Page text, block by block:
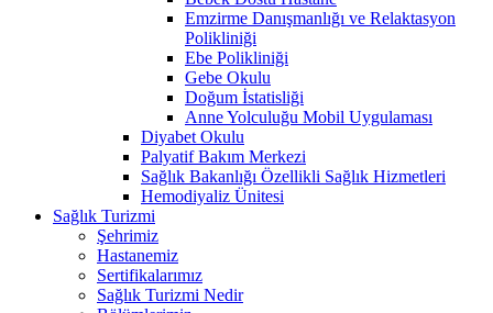
Emzirme Danışmanlığı ve Relaktasyon
Polikliniği
Ebe Polikliniği
Gebe Okulu
Doğum İstatisliği
Anne Yolculuğu Mobil Uygulaması
Diyabet Okulu
Palyatif Bakım Merkezi
Sağlık Bakanlığı Özellikli Sağlık Hizmetleri
Hemodiyaliz Ünitesi
Sağlık Turizmi
Şehrimiz
Hastanemiz
Sertifikalarımız
Sağlık Turizmi Nedir